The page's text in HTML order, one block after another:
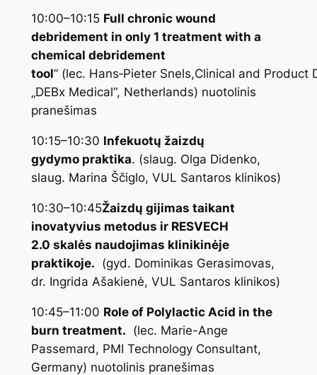
10:00–10:15 Full chronic wound
debridement in only 1 treatment with a
chemical debridement
tool” (lec. Hans‑Pieter Snels,Clinical and Product
„DEBx Medical“, Netherlands) nuotolinis
pranešimas
10:15–10:30 Infekuotų žaizdų
gydymo praktika. (slaug. Olga Didenko,
slaug. Marina Ščiglo, VUL Santaros klinikos)
10:30–10:45Žaizdų gijimas taikant
inovatyvius metodus ir RESVECH
2.0 skalės naudojimas klinikinėje
praktikoje. (gyd. Dominikas Gerasimovas,
dr. Ingrida Ašakienė, VUL Santaros klinikos)
10:45–11:00 Role of Polylactic Acid in the
burn treatment. (lec. Marie-Ange
Passemard, PMI Technology Consultant,
Germany) nuotolinis pranešimas